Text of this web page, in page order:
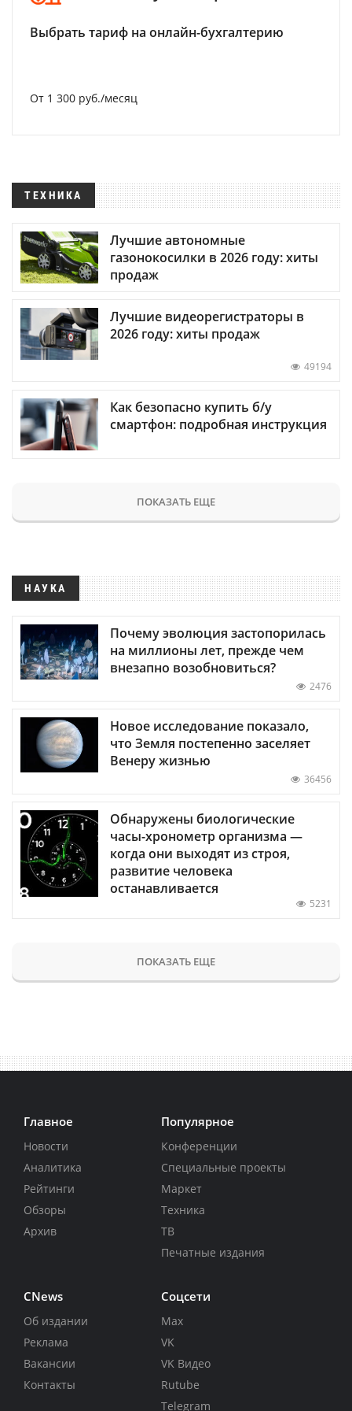
Выбрать тариф на онлайн-бухгалтерию
От 1 300 руб./месяц
ТЕХНИКА
Лучшие автономные
газонокосилки в 2026 году: хиты
продаж
Лучшие видеорегистраторы в
2026 году: хиты продаж
49194
Как безопасно купить б/у
смартфон: подробная инструкция
ПОКАЗАТЬ ЕЩЕ
НАУКА
Почему эволюция застопорилась
на миллионы лет, прежде чем
внезапно возобновиться?
2476
Новое исследование показало,
что Земля постепенно заселяет
Венеру жизнью
36456
Обнаружены биологические
часы-хронометр организма —
когда они выходят из строя,
развитие человека
останавливается
5231
ПОКАЗАТЬ ЕЩЕ
Главное
Новости
Аналитика
Рейтинги
Обзоры
Архив
Популярное
Конференции
Специальные проекты
Маркет
Техника
ТВ
Печатные издания
CNews
Об издании
Реклама
Вакансии
Контакты
Соцсети
Max
VK
VK Видео
Rutube
Telegram